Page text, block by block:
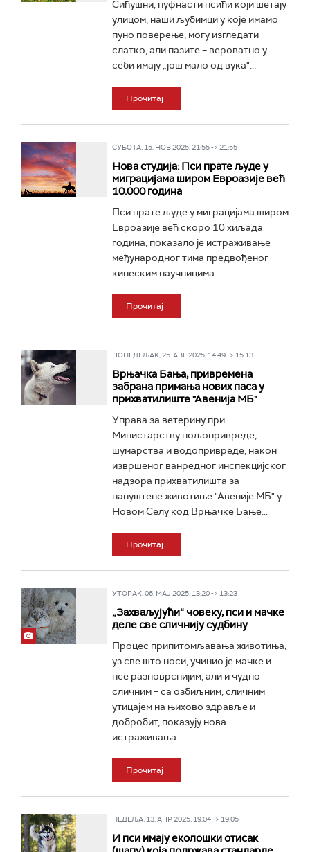
Сићушни, пуфнасти псићи који шетају
улицом, наши љубимци у које имамо
пуно поверење, могу изгледати
слатко, али пазите – вероватно у
себи имају „још мало од вука"...
Прочитај
СУБОТА, 15. НОВ 2025, 21:55 -> 21:55
Нова студија: Пси прате људе у
миграцијама широм Евроазије већ
10.000 година
Пси прате људе у миграцијама широм
Евроазије већ скоро 10 хиљада
година, показало је истраживање
међународног тима предвођеног
кинеским научницима...
Прочитај
ПОНЕДЕЉАК, 25. АВГ 2025, 14:49 -> 15:13
Врњачка Бања, привремена
забрана примања нових паса у
прихватилиште "Авенија МБ"
Управа за ветерину при
Министарству пољопривреде,
шумарства и водопривреде, након
извршеног ванредног инспекцијског
надзора прихватилишта за
напуштене животиње "Авеније МБ" у
Новом Селу код Врњачке Бање...
Прочитај
УТОРАК, 06. МАЈ 2025, 13:20 -> 13:23
„Захваљујући“ човеку, пси и мачке
деле све сличнију судбину
Процес припитомљавања животиња,
уз све што носи, учинио је мачке и
псе разноврснијим, али и чудно
сличним – са озбиљним, сличним
утицајем на њихово здравље и
добробит, показују нова
истраживања...
Прочитај
НЕДЕЉА, 13. АПР 2025, 19:04 -> 19:05
И пси имају еколошки отисак